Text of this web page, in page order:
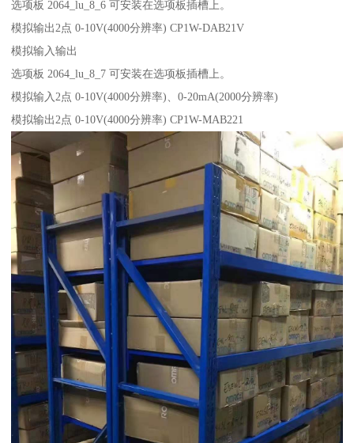
选项板 2064_lu_8_6 可安装在选项板插槽上。
模拟输出2点 0-10V(4000分辨率) CP1W-DAB21V
模拟输入输出
选项板 2064_lu_8_7 可安装在选项板插槽上。
模拟输入2点 0-10V(4000分辨率)、0-20mA(2000分辨率)
模拟输出2点 0-10V(4000分辨率) CP1W-MAB221